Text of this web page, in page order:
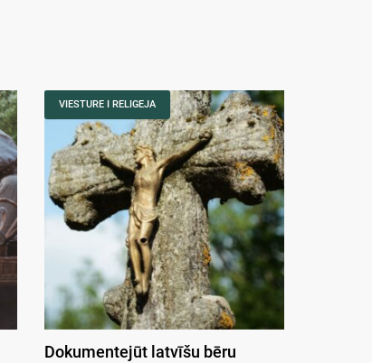
VIESTURE I RELIGEJA
Dokumentejūt latvīšu bēru